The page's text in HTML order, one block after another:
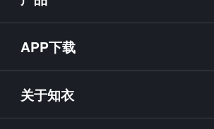
知款
知小布
APP下载
海外探款APP
关于知衣